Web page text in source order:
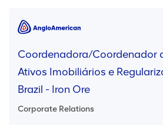
Coordenadora/Coordenador
Ativos Imobiliários e
Brazil - Iron Ore
Corporate Relations